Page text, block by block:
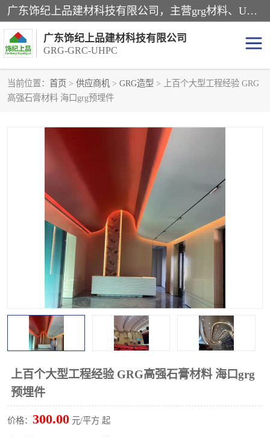
广东饰纪上品建材科技有限公司，主营grg材料、UHPC板、grc构件、uhpc幕墙板、grg厂家、grc厂家、uhpc厂家、GRG吊顶、grg石膏板、grg构件、外墙grc线条、grg造型、grg材料定制，uhpc高性能混凝土，uhpc构件，uhpc镂空挂板，grg材料生产厂家，广东grg厂家，广东grc厂家，联系方式*，2万平厂房，如果您对我公司的产品服务感兴趣，请联系我们。
广东饰纪上品建材科技有限公司
GRG-GRC-UHPC
当前位置： 首页 > 供应商机 > GRG造型 > 上百个大型工程经验 GRG
高强石膏材料 海口grg预埋件
上百个大型工程经验 GRG高强石膏材料 海口grg
预埋件
价格： 300.00 元/平方 起
GRG构件
发泡陶瓷装饰构件
GRC厂家
GRG吊顶 GRG材料生产厂家
UHPC幕墙板 GRC树池坐凳
UHPC树池坐凳